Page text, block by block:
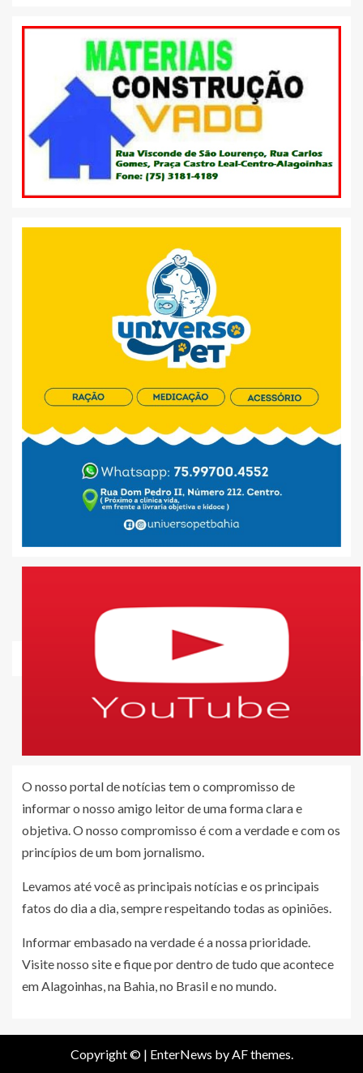
O nosso portal de notícias tem o compromisso de
informar o nosso amigo leitor de uma forma clara e
objetiva. O nosso compromisso é com a verdade e com os
princípios de um bom jornalismo.
Levamos até você as principais notícias e os principais
fatos do dia a dia, sempre respeitando todas as opiniões.
Informar embasado na verdade é a nossa prioridade.
Visite nosso site e fique por dentro de tudo que acontece
em Alagoinhas, na Bahia, no Brasil e no mundo.
Copyright © | EnterNews by AF themes.